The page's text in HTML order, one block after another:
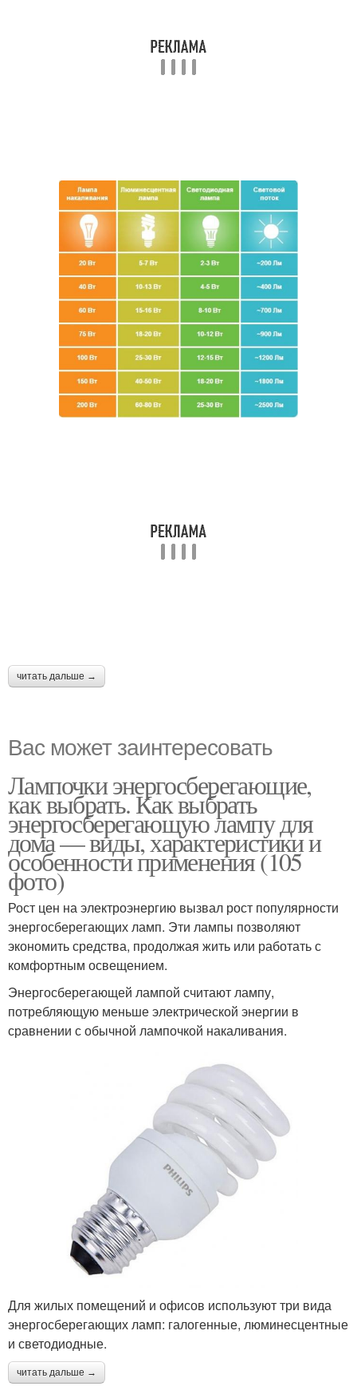
читать дальше →
Вас может заинтересовать
Лампочки энергосберегающие,
как выбрать. Как выбрать
энергосберегающую лампу для
дома — виды, характеристики и
особенности применения (105
фото)
Рост цен на электроэнергию вызвал рост популярности
энергосберегающих ламп. Эти лампы позволяют
экономить средства, продолжая жить или работать с
комфортным освещением.
Энергосберегающей лампой считают лампу,
потребляющую меньше электрической энергии в
сравнении с обычной лампочкой накаливания.
Для жилых помещений и офисов используют три вида
энергосберегающих ламп: галогенные, люминесцентные
и светодиодные.
читать дальше →